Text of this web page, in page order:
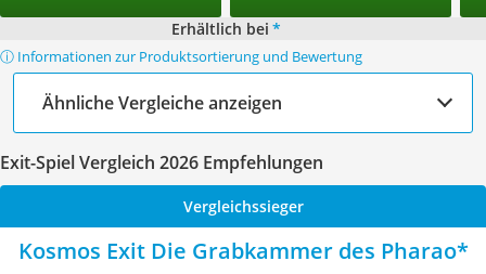
Erhältlich bei *
ⓘ Informationen zur Produktsortierung und Bewertung
Ähnliche Vergleiche anzeigen
Exit-Spiel Vergleich 2026 Empfehlungen
Vergleichssieger
Kosmos Exit Die Grabkammer des Pharao